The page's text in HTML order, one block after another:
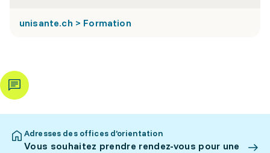
unisante.ch > Formation
Adresses des offices d’orientation
Vous souhaitez prendre rendez-vous pour une